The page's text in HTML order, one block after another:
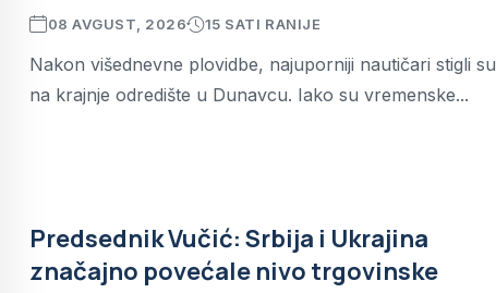
08 AVGUST, 2026 15 SATI RANIJE
Nakon višednevne plovidbe, najuporniji nautičari stigli su
na krajnje odredište u Dunavcu. Iako su vremenske...
Predsednik Vučić: Srbija i Ukrajina
značajno povećale nivo trgovinske